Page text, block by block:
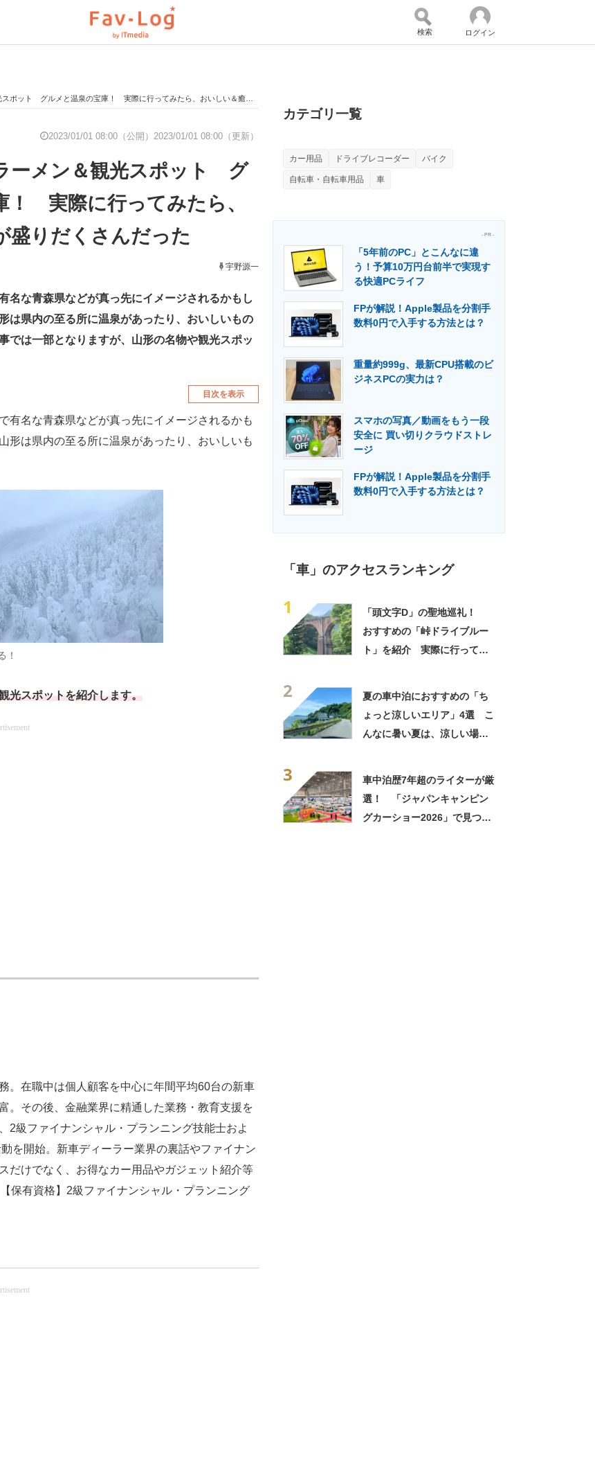
通す スマホと通信の最新トレンド 進化するPCとデバイスの未来
かる 企業ITのトレンドを詳説 経営リーダーのコミュニティ
サイト IT製品の技術・比較・事例
門サイト 電子設計の基本と応用 エネルギーの専門メディア
検索 ログイン
グルメと温泉の宝庫！ 実際に行ってみたら、おいしい＆癒しが盛りだくさんだった
2023/01/01 08:00（公開） 2023/01/01 08:00（更新）
ーメン＆観光スポット グ
！ 実際に行ってみたら、
盛りだくさんだった
宇野源一
名な青森県などが真っ先にイメージされるかもし
は県内の至る所に温泉があったり、おいしいもの
では一部となりますが、山形の名物や観光スポッ
目次を表示
名な青森県などが真っ先にイメージされるかも
山形は県内の至る所に温泉があったり、おいしいも
！
光スポットを紹介します。
。在職中は個人顧客を中心に年間平均60台の新車
。その後、金融業界に精通した業務・教育支援を
2級ファイナンシャル・プランニング技能士およ
を開始。新車ディーラー業界の裏話やファイナン
だけでなく、お得なカー用品やガジェット紹介等
保有資格】2級ファイナンシャル・プランニング
カテゴリ一覧
カー用品 ドライブレコーダー バイク
自転車・自転車用品 車
- PR -
「5年前のPC」とこんなに違
う！予算10万円台前半で実現す
る快適PCライフ
FPが解説！Apple製品を分割手
数料0円で入手する方法とは？
重量約999g、最新CPU搭載のビ
ジネスPCの実力は？
スマホの写真／動画をもう一段
安全に 買い切りクラウドストレ
ージ
FPが解説！Apple製品を分割手
数料0円で入手する方法とは？
「車」のアクセスランキング
1
「頭文字D」の聖地巡礼！
おすすめの「峠ドライブルー
ト」を紹介 実際に行ってみ
2
夏の車中泊におすすめの「ち
ょっと涼しいエリア」4選 こ
んなに暑い夏は、涼しい場所
3
車中泊歴7年超のライターが厳
選！ 「ジャパンキャンピン
グカーショー2026」で見つけ